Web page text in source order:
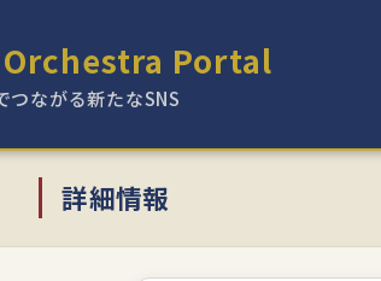
Portal
つながる新たなSNS
詳細情報